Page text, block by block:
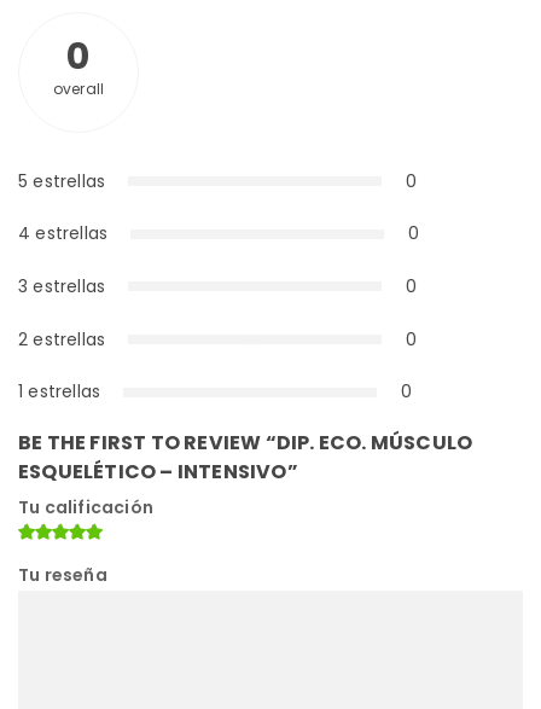
0
overall
5 estrellas 0
4 estrellas 0
3 estrellas 0
2 estrellas 0
1 estrellas 0
BE THE FIRST TO REVIEW “DIP. ECO. MÚSCULO
ESQUELÉTICO – INTENSIVO”
Tu calificación
Tu reseña